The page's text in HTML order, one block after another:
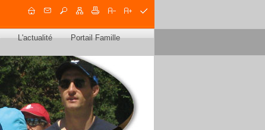
L'actualité
Portail Famille